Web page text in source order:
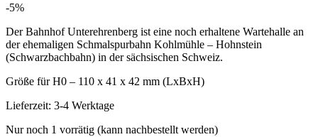
-5%
Der Bahnhof Unterehrenberg ist eine noch erhaltene Wartehalle an
der ehemaligen Schmalspurbahn Kohlmühle – Hohnstein
(Schwarzbachbahn) in der sächsischen Schweiz.
Größe für H0 – 110 x 41 x 42 mm (LxBxH)
Lieferzeit: 3-4 Werktage
Nur noch 1 vorrätig (kann nachbestellt werden)